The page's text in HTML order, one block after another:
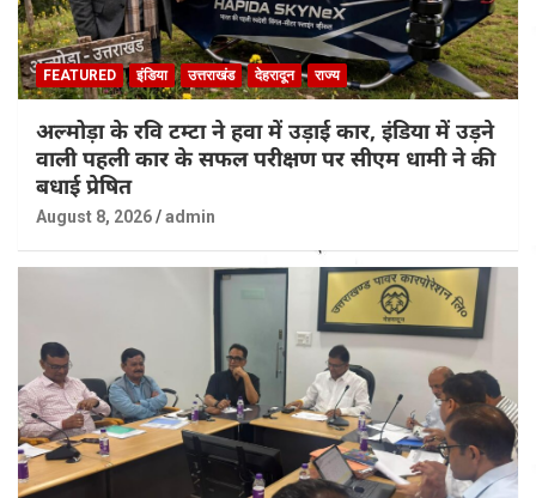
FEATURED इंडिया उत्तराखंड देहरादून राज्य
अल्मोड़ा के रवि टम्टा ने हवा में उड़ाई कार, इंडिया में उड़ने
वाली पहली कार के सफल परीक्षण पर सीएम धामी ने की
बधाई प्रेषित
August 8, 2026 admin